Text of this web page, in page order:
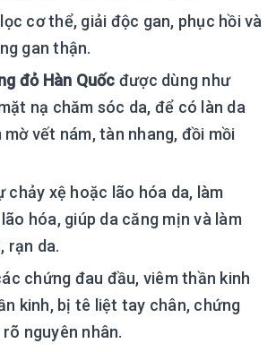
cơ thể, giải độc gan, phục hồi và
gan thận.
đỏ Hàn Quốc được dùng như
nạ chăm sóc da, để có làn da
vết nám, tàn nhang, đồi mồi
chảy xệ hoặc lão hóa da, làm
hóa, giúp da căng mịn và làm
rạn da.
chứng đau đầu, viêm thần kinh
kinh, bị tê liệt tay chân, chứng
nguyên nhân.